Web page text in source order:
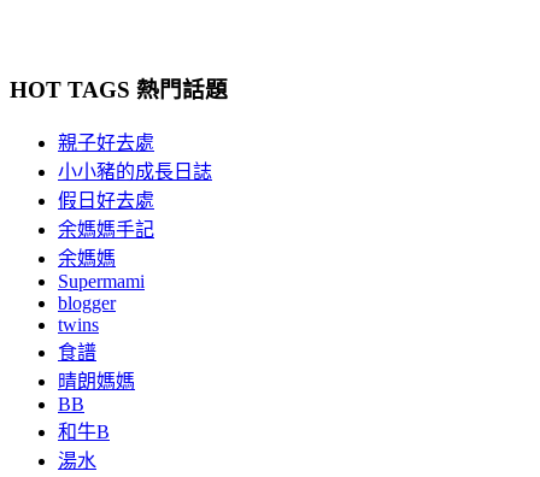
HOT TAGS 熱門話題
親子好去處
小小豬的成長日誌
假日好去處
余媽媽手記
余媽媽
Supermami
blogger
twins
食譜
晴朗媽媽
BB
和牛B
湯水